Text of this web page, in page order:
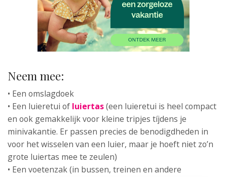
Neem mee:
• Een omslagdoek
• Een luieretui of luiertas(een luieretui is heel compact
en ook gemakkelijk voor kleine tripjes tíjdens je
minivakantie. Er passen precies de benodigdheden in
voor het wisselen van een luier, maar je hoeft niet zo’n
grote luiertas mee te zeulen)
• Een voetenzak (in bussen, treinen en andere